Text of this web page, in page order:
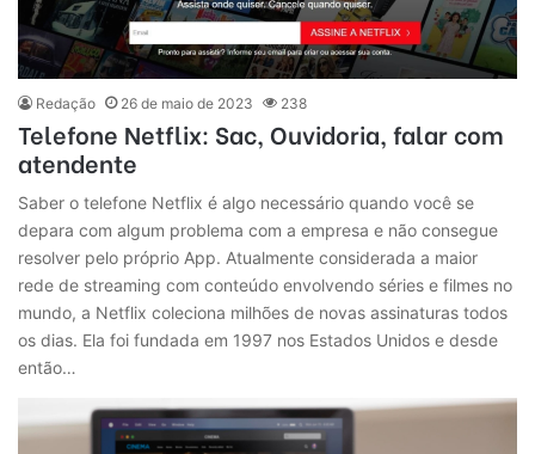
Redação 26 de maio de 2023 238
Telefone Netflix: Sac, Ouvidoria, falar com
atendente
Saber o telefone Netflix é algo necessário quando você se
depara com algum problema com a empresa e não consegue
resolver pelo próprio App. Atualmente considerada a maior
rede de streaming com conteúdo envolvendo séries e filmes no
mundo, a Netflix coleciona milhões de novas assinaturas todos
os dias. Ela foi fundada em 1997 nos Estados Unidos e desde
então…